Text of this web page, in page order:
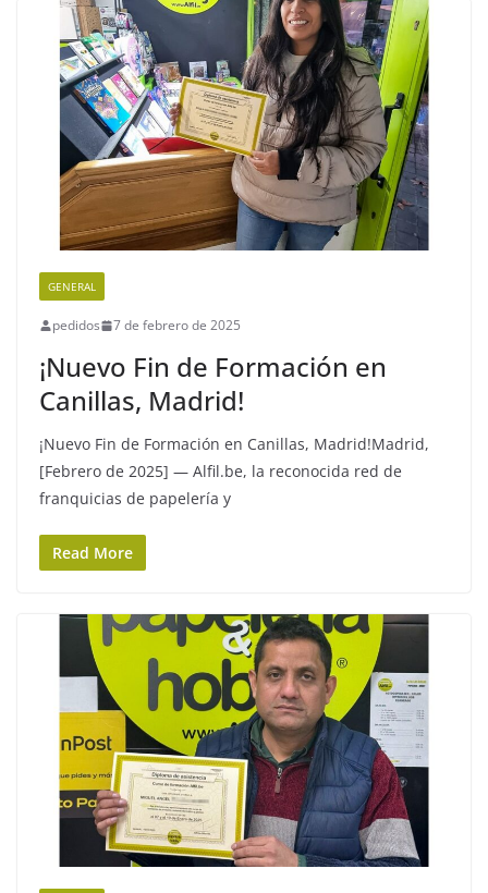
GENERAL
pedidos 7 de febrero de 2025
¡Nuevo Fin de Formación en
Canillas, Madrid!
¡Nuevo Fin de Formación en Canillas, Madrid!Madrid,
[Febrero de 2025] — Alfil.be, la reconocida red de
franquicias de papelería y
Read More